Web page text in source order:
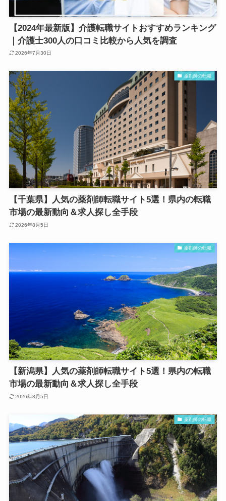
【2024年最新版】介護転職サイトおすすめランキング
｜介護士300人の口コミ比較から人気を調査
2026年7月30日
薬剤師の転職
【千葉県】人気の薬剤師転職サイト5選！県内の転職
市場の最新動向＆求人探し全手段
2026年8月5日
薬剤師の転職
【新潟県】人気の薬剤師転職サイト5選！県内の転職
市場の最新動向＆求人探し全手段
2026年8月5日
薬剤師の転職